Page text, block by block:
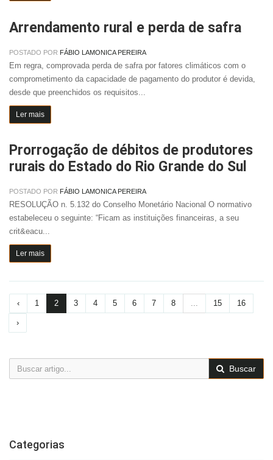
Arrendamento rural e perda de safra
POSTADO POR FÁBIO LAMONICA PEREIRA
Em regra, comprovada perda de safra por fatores climáticos com o
comprometimento da capacidade de pagamento do produtor é devida,
desde que preenchidos os requisitos...
Ler mais
Prorrogação de débitos de produtores
rurais do Estado do Rio Grande do Sul
POSTADO POR FÁBIO LAMONICA PEREIRA
RESOLUÇÃO n. 5.132 do Conselho Monetário Nacional O normativo
estabeleceu o seguinte: “Ficam as instituições financeiras, a seu
crit&eacu...
Ler mais
‹ 1 2 3 4 5 6 7 8 ... 15 16
›
Buscar
Categorias